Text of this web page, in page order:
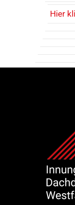
Hier